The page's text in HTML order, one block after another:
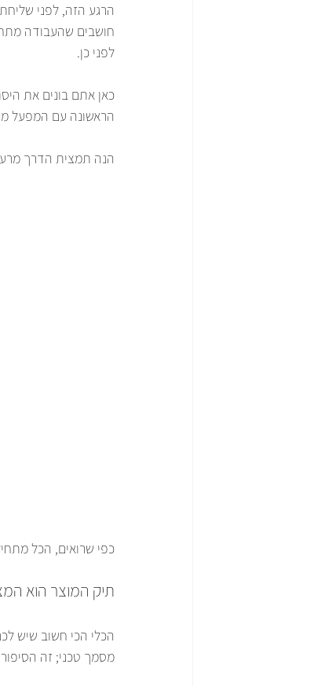
הרגע הזה, לפני
חושבים שהעבודה
לפני כן.
כאן אתם בונים את
הראשונה עם המפעל
הנה תמצית הדרך
כפי שרואים, הכל
תיק המוצר הוא
הכלי הכי חשוב שיש
מסמך טכני; זה